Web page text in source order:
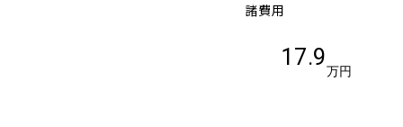
諸費用
17.9
万円